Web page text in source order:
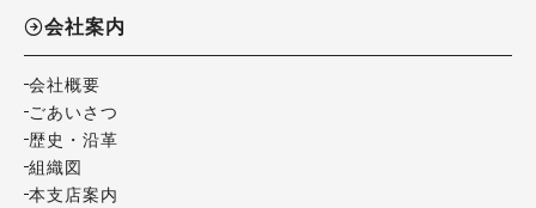
会社案内
会社概要
ごあいさつ
歴史・沿革
組織図
本支店案内